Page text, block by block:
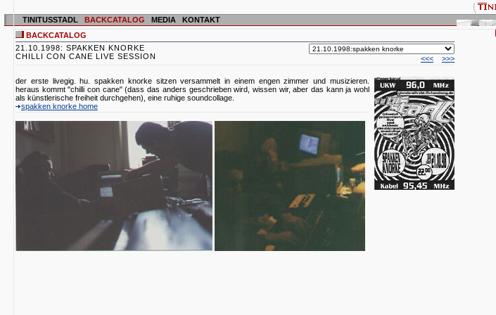
TINITUSSTADL BACKCATALOG MEDIA
KONTAKT
BACKCATALOG
21.10.1998: SPAKKEN KNORKE
CHILLI CON CANE LIVE SESSION
<<< >>>
der erste livegig. hu. spakken knorke sitzen versammelt in einem engen zimmer und musizieren.
heraus kommt "chilli con cane" (dass das anders geschrieben wird, wissen wir, aber das kann ja wohl
als künstlerische freiheit durchgehen), eine ruhige soundcollage.
spakken knorke home